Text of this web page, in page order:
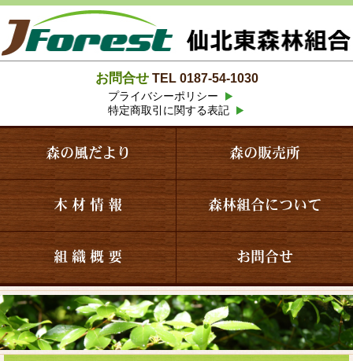
お問合せ TEL 0187-54-1030
プライバシーポリシー
特定商取引に関する表記
森の風だより 森の販売所
木 材 情 報 森林組合について
組 織 概 要 お問合せ